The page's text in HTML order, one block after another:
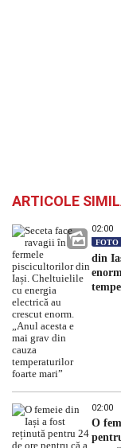
ARTICOLE
02:00
FOTO
din
02:00
O